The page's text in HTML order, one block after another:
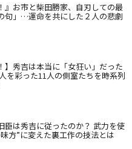
』お市と柴田勝家、自刃しての最
句」…運命を共にした２人の悲劇
】秀吉は本当に「女狂い」だった
を彩った11人の側室たちを時系列
臣は秀吉に従ったのか？ 武力を使
方”に変えた裏工作の技法とは